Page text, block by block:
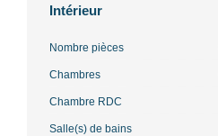
Intérieur
Nombre pièces
Chambres
Chambre RDC
Salle(s) de bains